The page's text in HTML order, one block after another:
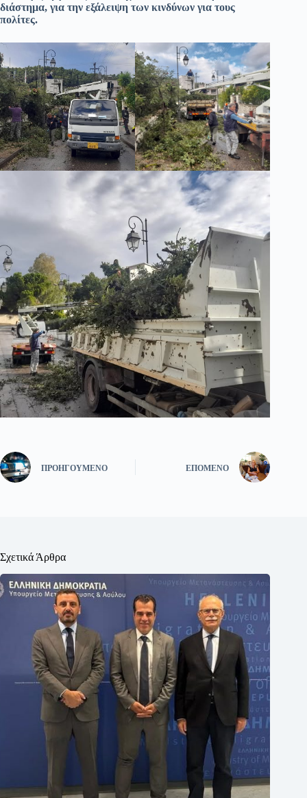
διάστημα, για την εξάλειψη των κινδύνων για τους
πολίτες.
ΠΡΟΗΓΟΎΜΕΝΟ ΕΠΌΜΕΝΟ
Σχετικά Άρθρα